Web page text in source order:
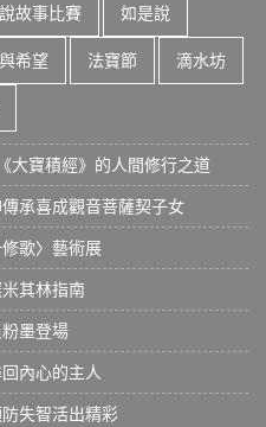
故事比賽 如是說
希望 法寶節 滴水坊
大寶積經》的人間修行之道
承喜成觀音菩薩契子女
歌〉藝術展
其林指南
墨登場
內心的主人
失智活出精彩